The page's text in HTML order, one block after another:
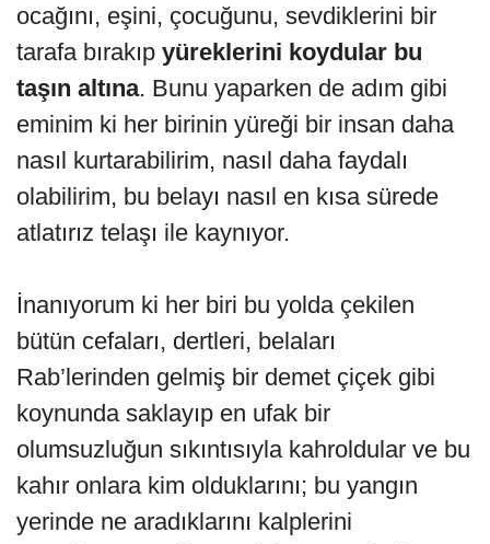
ocağını, eşini, çocuğunu, sevdiklerini bir
tarafa bırakıp yüreklerini koydular bu
taşın altına. Bunu yaparken de adım gibi
eminim ki her birinin yüreği bir insan daha
nasıl kurtarabilirim, nasıl daha faydalı
olabilirim, bu belayı nasıl en kısa sürede
atlatırız telaşı ile kaynıyor.
İnanıyorum ki her biri bu yolda çekilen
bütün cefaları, dertleri, belaları
Rab’lerinden gelmiş bir demet çiçek gibi
koynunda saklayıp en ufak bir
olumsuzluğun sıkıntısıyla kahroldular ve bu
kahır onlara kim olduklarını; bu yangın
yerinde ne aradıklarını kalplerini